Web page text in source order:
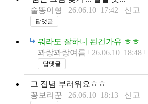
술똥이형
26.06.10 17:42 신고
답댓글
뭐라도 잘하니 된건가유 ㅎㅎ
꽈랑꽈랑여름
26.06.10 18:48
답댓글
그 집념 부러워요ㅎㅎ
꽁보리꾼
26.06.10 18:13 신고